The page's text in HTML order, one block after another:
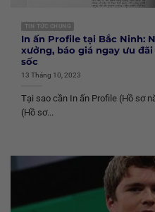
TIN TỨC CHUNG
In ấn Profile tại Bắc Ninh:
xưởng, báo giá ngay ưu
sốc
13 Tháng 10, 2023
Tại sao cần In ấn Profile (Hồ sơ
(Hồ sơ...